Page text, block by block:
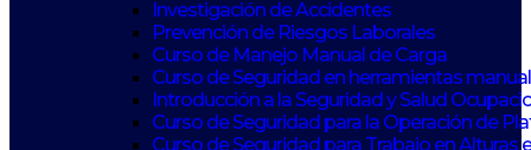
Investigación de Accidentes
Prevención de Riesgos Laborales
Curso de Manejo Manual de Carga
Curso de Seguridad en herramientas
Introducción a la Seguridad y Salud
Curso de Seguridad para la Operación de
Curso de Seguridad para Trabajo en Alturas